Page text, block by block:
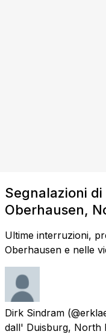
Segnalazioni
Oberhausen,
Ultime interruzioni,
Oberhausen e nelle
Dirk Sindram
dall' Duisburg, North